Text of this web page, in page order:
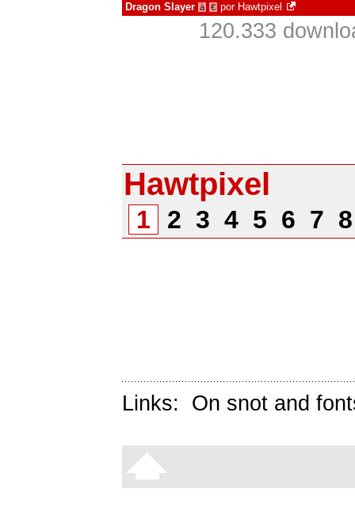
Dragon Slayer à € por Hawtpixel
120.333
Hawtpixel
1 2 3 4 5 6 7
Links: On snot and